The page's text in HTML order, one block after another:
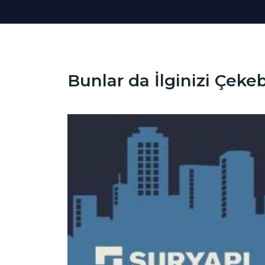
Bunlar da İlginizi